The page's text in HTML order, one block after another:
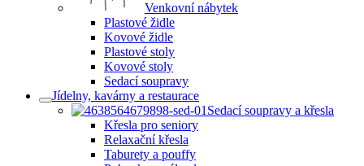
Venkovní nábytek
Plastové židle
Kovové židle
Plastové stoly
Kovové stoly
Sedací soupravy
Jídelny, kavárny a restaurace
Sedací soupravy a křesla
Křesla pro seniory
Relaxační křesla
Taburety a pouffy